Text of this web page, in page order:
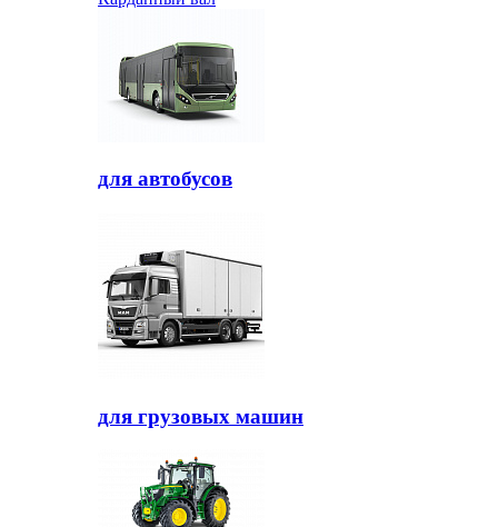
для автобусов
для грузовых машин